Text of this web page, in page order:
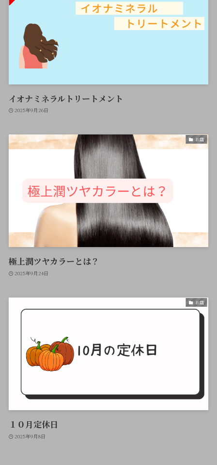
イオナミネラルトリートメント
2025年9月26日
お店
極上潤ツヤカラーとは？
2025年9月24日
お店
１０月定休日
2025年9月8日